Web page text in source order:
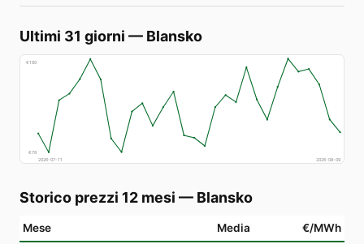
Ultimi 31 giorni — Blansko
€160
€78
2026-07-11
2026-08-09
Storico prezzi 12 mesi — Blansko
Mese Media €/MWh